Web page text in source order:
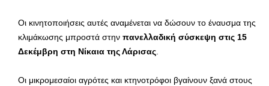
Οι κινητοποιήσεις αυτές αναμένεται να δώσουν το έναυσμα της
κλιμάκωσης μπροστά στην πανελλαδική σύσκεψη στις 15
Δεκέμβρη στη Νίκαια της Λάρισας.
Οι μικρομεσαίοι αγρότες και κτηνοτρόφοι βγαίνουν ξανά στους